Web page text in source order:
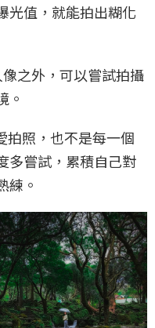
光值，就能拍出糊化
之外，可以嘗試拍攝
。
拍照，也不是每一個
多嘗試，累積自己對
練。